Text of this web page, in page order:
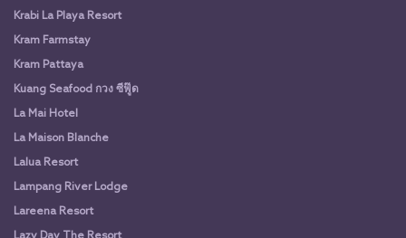
Krabi La Playa Resort
Kram Farmstay
Kram Pattaya
Kuang Seafood กวง ซีฟู๊ด
La Mai Hotel
La Maison Blanche
Lalua Resort
Lampang River Lodge
Lareena Resort